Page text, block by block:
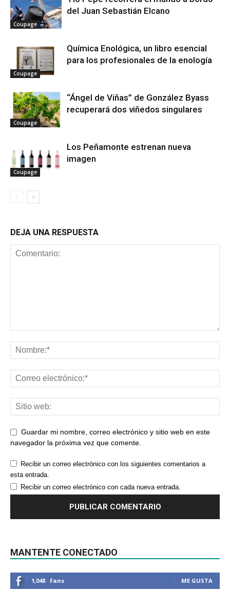
Coupage
del Juan Sebastián Elcano
Coupage
Química Enológica, un libro esencial
para los profesionales de la enología
Coupage
“Ángel de Viñas” de González Byass
recuperará dos viñedos singulares
Coupage
Los Peñamonte estrenan nueva
imagen
DEJA UNA RESPUESTA
Guardar mi nombre, correo electrónico y sitio web en este
navegador la próxima vez que comente.
Recibir un correo electrónico con los siguientes comentarios a
esta entrada.
Recibir un correo electrónico con cada nueva entrada.
MANTENTE CONECTADO
1,048 Fans ME GUSTA